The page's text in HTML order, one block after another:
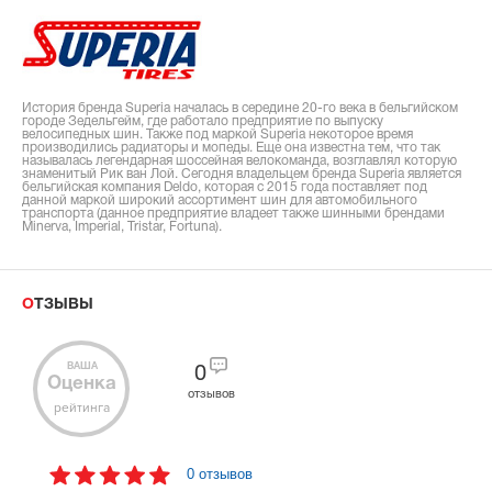
История бренда Superia началась в середине 20-го века в бельгийском
городе Зедельгейм, где работало предприятие по выпуску
велосипедных шин. Также под маркой Superia некоторое время
производились радиаторы и мопеды. Еще она известна тем, что так
называлась легендарная шоссейная велокоманда, возглавлял которую
знаменитый Рик ван Лой. Сегодня владельцем бренда Superia является
бельгийская компания Deldo, которая с 2015 года поставляет под
данной маркой широкий ассортимент шин для автомобильного
транспорта (данное предприятие владеет также шинными брендами
Minerva, Imperial, Tristar, Fortuna).
ОТЗЫВЫ
ВАША
Оценка
рейтинга
0
отзывов
0 отзывов